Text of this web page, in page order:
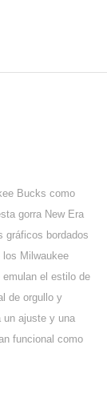
Bucks como
gorra New Era
gráficos bordados
Milwaukee
el estilo de
de orgullo y
un ajuste y una
funcional como